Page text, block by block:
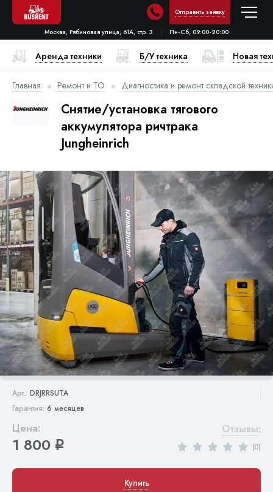
Отправить заявку
Москва, Рябиновая улица, 61А, стр. 3 Пн-Сб, 09:00-20:00
Аренда техники Б/У техника Новая
Главная Ремонт и ТО Диагностика и ремонт складской
Снятие/установка тягового
аккумулятора ричтрака
Jungheinrich
Арт.: DRJRRSUTA
Гарантия: 6 месяцев
Цена:
1 800 q
Отзывы:
(0)
Купить